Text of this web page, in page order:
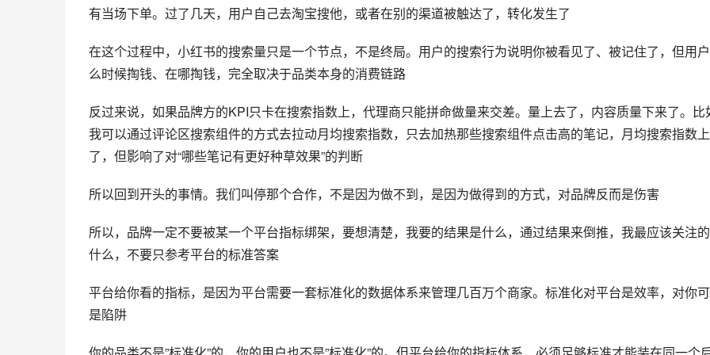
有当场下单。过了几天，用户自己去淘宝搜他，或者在别的渠道被触达了，转化发生了
在这个过程中，小红书的搜索量只是一个节点，不是终局。用户的搜索行为说明你被看见了、被记住了，但用
么时候掏钱、在哪掏钱，完全取决于品类本身的消费链路
反过来说，如果品牌方的KPI只卡在搜索指数上，代理商只能拼命做量来交差。量上去了，内容质量下来了。比
我可以通过评论区搜索组件的方式去拉动月均搜索指数，只去加热那些搜索组件点击高的笔记，月均搜索指数
了，但影响了对“哪些笔记有更好种草效果”的判断
所以回到开头的事情。我们叫停那个合作，不是因为做不到，是因为做得到的方式，对品牌反而是伤害
所以，品牌一定不要被某一个平台指标绑架，要想清楚，我要的结果是什么，通过结果来倒推，我最应该关注
什么，不要只参考平台的标准答案
平台给你看的指标，是因为平台需要一套标准化的数据体系来管理几百万个商家。标准化对平台是效率，对你
是陷阱